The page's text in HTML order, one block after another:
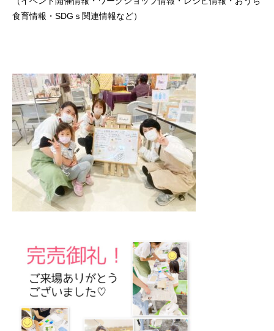
食育情報・SDGｓ関連情報など）